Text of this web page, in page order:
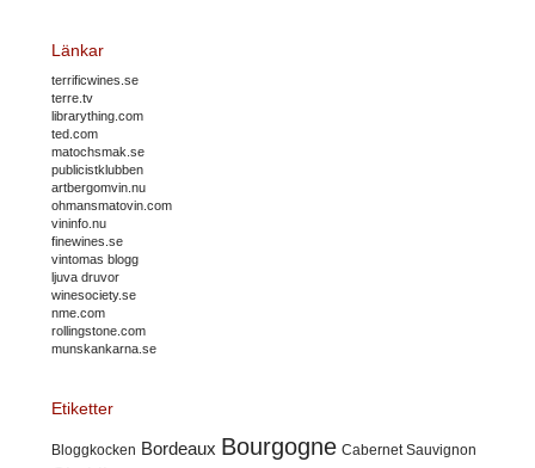
Länkar
terrificwines.se
terre.tv
librarything.com
ted.com
matochsmak.se
publicistklubben
artbergomvin.nu
ohmansmatovin.com
vininfo.nu
finewines.se
vintomas blogg
ljuva druvor
winesociety.se
nme.com
rollingstone.com
munskankarna.se
Etiketter
Bloggkocken Bordeaux Bourgogne Cabernet Sauvignon